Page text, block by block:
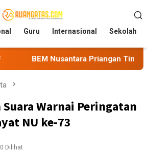
Guru Internasional Sekolah
Priangan Timur Soroti
Suara Warnai Peringatan
NU ke-73
Dilihat